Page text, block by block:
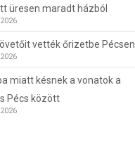
üresen maradt házból
vették őrizetbe Pécsen
miatt késnek a vonatok a
Pécs között